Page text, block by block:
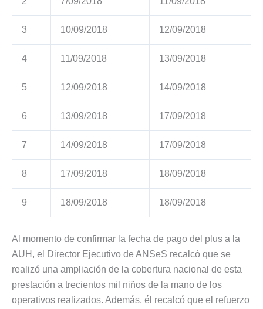
3 10/09/2018 12/09/2018
4 11/09/2018 13/09/2018
5 12/09/2018 14/09/2018
6 13/09/2018 17/09/2018
7 14/09/2018 17/09/2018
8 17/09/2018 18/09/2018
9 18/09/2018 18/09/2018
Al momento de confirmar la fecha de pago del plus a la
AUH, el Director Ejecutivo de ANSeS recalcó que se
realizó una ampliación de la cobertura nacional de esta
prestación a trecientos mil niños de la mano de los
operativos realizados. Además, él recalcó que el refuerzo